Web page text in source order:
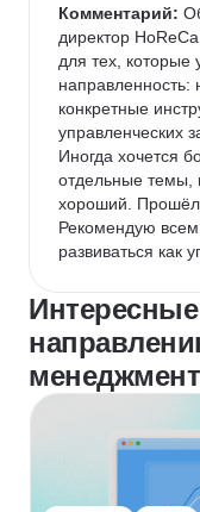
Комментарий:
директор
для тех, которые
конкретные
управленческих
Иногда хочется
отдельные темы,
хороший. Прошёл
Рекомендую всем
развиваться как